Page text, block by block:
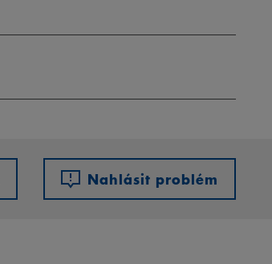
Nahlásit problém